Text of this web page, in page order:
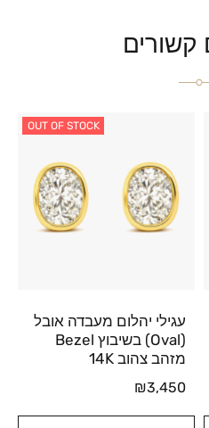
קשורים
OUT OF STOCK
עגילי יהלום מעבדה אובל
(Oval) בשיבוץ Bezel
מזהב צהוב 14K
₪3,450